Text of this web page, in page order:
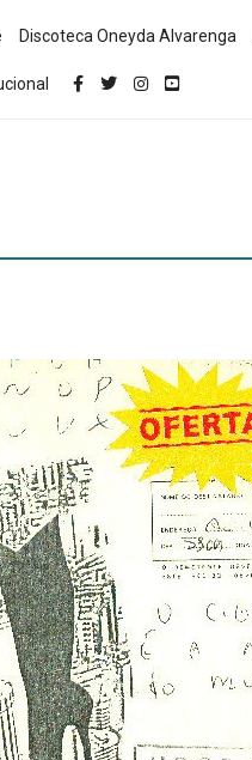
Discoteca Oneyda Alvarenga